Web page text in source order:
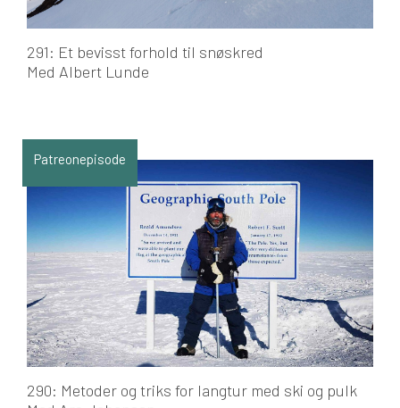
291: Et bevisst forhold til snøskred
Med Albert Lunde
Patreonepisode
290: Metoder og triks for langtur med ski og pulk